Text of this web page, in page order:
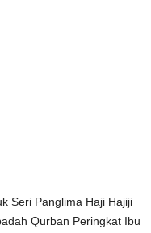
Seri Panglima Haji Hajiji
Qurban Peringkat Ibu